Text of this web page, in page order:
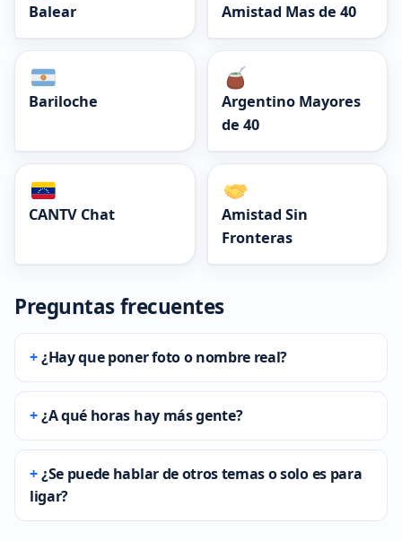
Balear Amistad Mas de 40
Bariloche
Argentino Mayores
de 40
CANTV Chat
Amistad Sin
Fronteras
Preguntas frecuentes
¿Hay que poner foto o nombre real?
¿A qué horas hay más gente?
¿Se puede hablar de otros temas o solo es para
ligar?